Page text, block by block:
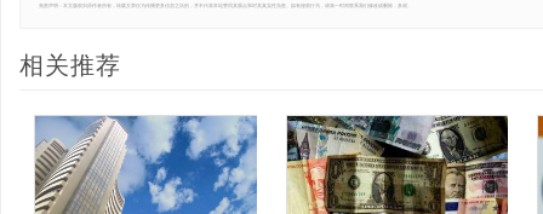
免责声明：本文版权归原作者所有，转载文章仅为传播更多信息之目的，并不代表本站赞同其观点和对其真实性负责。如有侵权行为，请第一时间联系我们修改或删除，多谢。
相关推荐